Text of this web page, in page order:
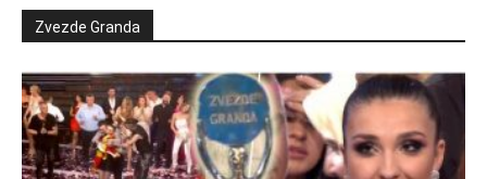
Zvezde Granda